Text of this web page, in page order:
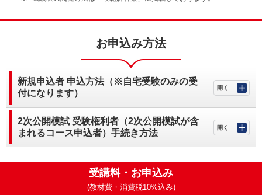
お申込み方法
新規申込者 申込方法（※自宅受験のみの受
付になります）
2次公開模試 受験権利者（2次公開模試が含
まれるコース申込者）手続き方法
受講料・お申込み
(教材費・消費税10%込み)